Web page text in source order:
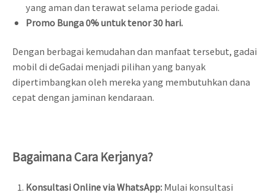
yang aman dan terawat selama periode gadai.
Promo Bunga 0% untuk tenor 30 hari.
Dengan berbagai kemudahan dan manfaat tersebut, gadai
mobil di deGadai menjadi pilihan yang banyak
dipertimbangkan oleh mereka yang membutuhkan dana
cepat dengan jaminan kendaraan.
Bagaimana Cara Kerjanya?
Konsultasi Online via WhatsApp:Mulai konsultasi